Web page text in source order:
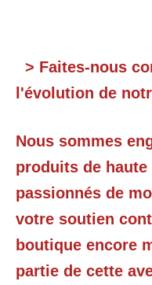
> Faites-nous
l'évolution de
Nous sommes
produits de
passionnés de
votre soutien
boutique encore
partie de cette